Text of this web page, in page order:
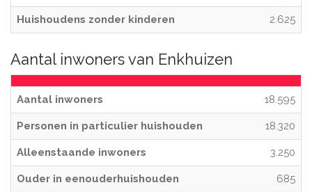
Huishoudens zonder kinderen 2.625
Aantal inwoners van Enkhuizen
Aantal inwoners 18.595
Personen in particulier huishouden 18.320
Alleenstaande inwoners 3.250
Ouder in eenouderhuishouden 685